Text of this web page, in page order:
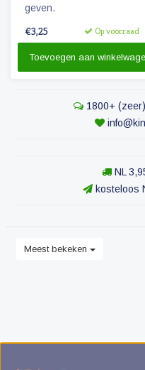
geven.
€3,25 Op voorraad
Toevoegen aan
1800+
NL
kosteloos
Meest bekeken